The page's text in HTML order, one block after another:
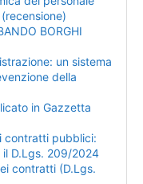
BORGHI
un sistema
della
in Gazzetta
contratti pubblici:
D.Lgs. 209/2024
contratti (D.Lgs.